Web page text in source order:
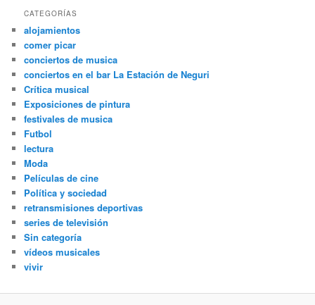
CATEGORÍAS
alojamientos
comer picar
conciertos de musica
conciertos en el bar La Estación de Neguri
Crítica musical
Exposiciones de pintura
festivales de musica
Futbol
lectura
Moda
Películas de cine
Política y sociedad
retransmisiones deportivas
series de televisión
Sin categoría
vídeos musicales
vivir